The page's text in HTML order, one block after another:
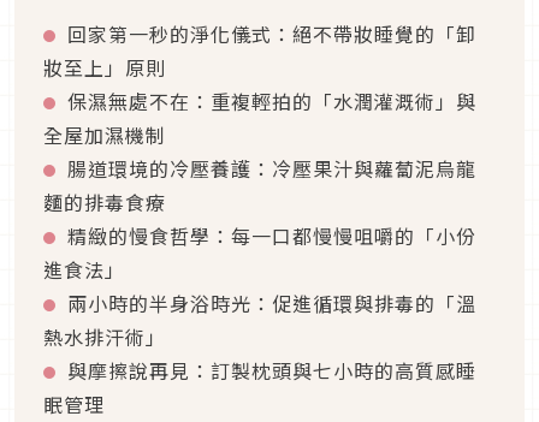
回家第一秒的淨化儀式：絕不帶妝睡覺的「卸
妝至上」原則
保濕無處不在：重複輕拍的「水潤灌溉術」與
全屋加濕機制
腸道環境的冷壓養護：冷壓果汁與蘿蔔泥烏龍
麵的排毒食療
精緻的慢食哲學：每一口都慢慢咀嚼的「小份
進食法」
兩小時的半身浴時光：促進循環與排毒的「溫
熱水排汗術」
與摩擦說再見：訂製枕頭與七小時的高質感睡
眠管理